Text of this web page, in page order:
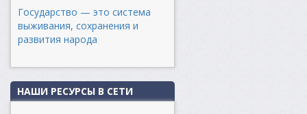
Государство — это система
выживания, сохранения и
развития народа
НАШИ РЕСУРСЫ В СЕТИ